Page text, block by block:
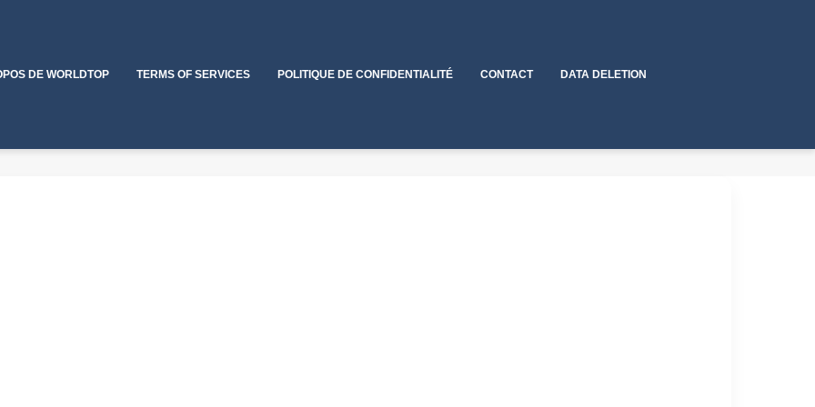
DE WORLDTOP TERMS OF SERVICES POLITIQUE DE CONFIDENTIALITÉ CONTACT DATA DELETION